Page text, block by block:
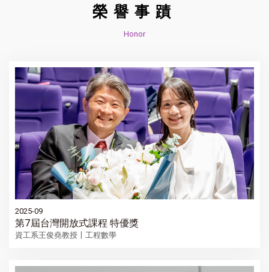
榮譽事蹟
Honor
2025-09
第7屆台灣開放式課程 特優獎
資工系王俊堯教授〡工程數學